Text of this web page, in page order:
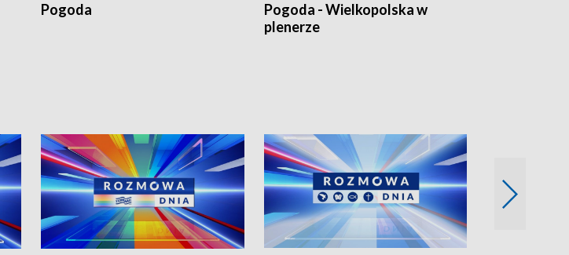
Pogoda
Pogoda - Wielkopolska w
plenerze